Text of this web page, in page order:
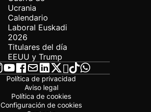
Ucrania
Calendario
Laboral Euskadi
2026
Titulares del día
EEUU y Trump
Política de privacidad
Aviso legal
Política de cookies
Configuración de cookies